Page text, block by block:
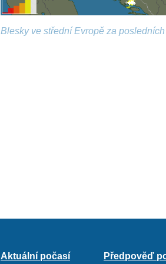
Blesky ve střední Evropě za
Aktuální počasí Předpověď